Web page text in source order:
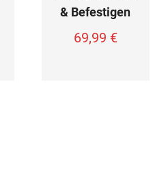
& Befestigen
69,99 €